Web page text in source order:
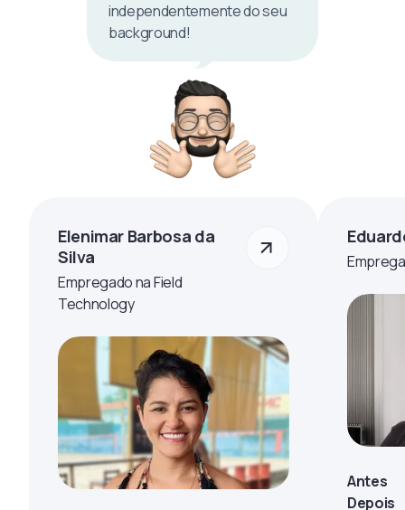
independentemente do seu
background!
Elenimar Barbosa da
Silva
Empregado na Field
Technology
Antes
Depois